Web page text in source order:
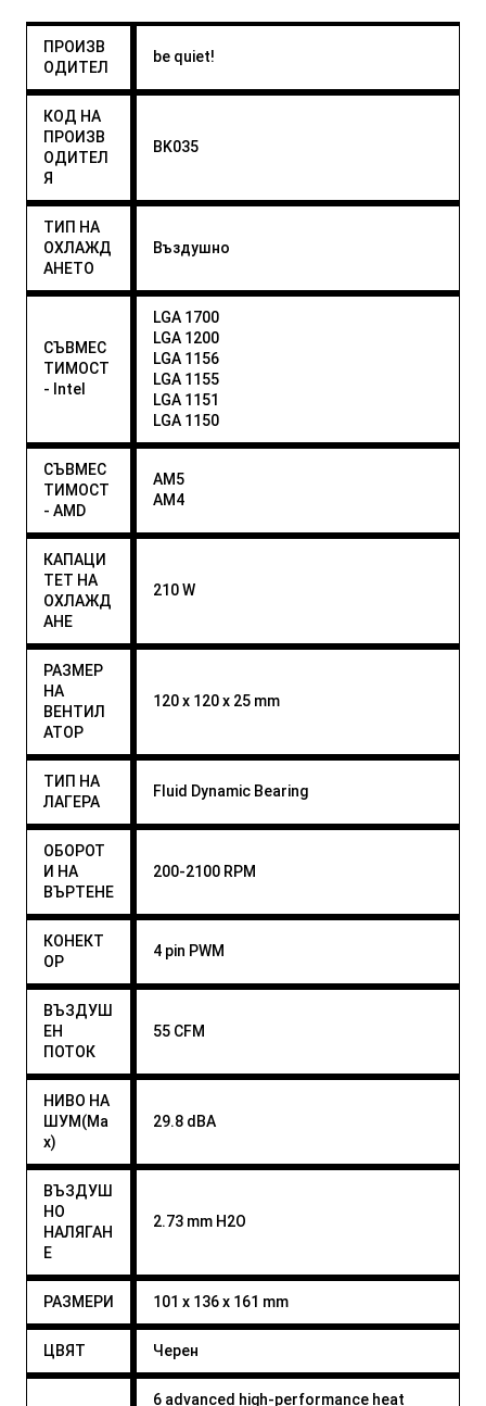
ПРОИЗВ
ОДИТЕЛ
be quiet!
КОД НА
ПРОИЗВ
ОДИТЕЛ
Я
BK035
ТИП НА
ОХЛАЖД
АНЕТО
Въздушно
СЪВМЕС
ТИМОСТ
- Intel
LGA 1700
LGA 1200
LGA 1156
LGA 1155
LGA 1151
LGA 1150
СЪВМЕС
ТИМОСТ
- AMD
AM5
AM4
КАПАЦИ
ТЕТ НА
ОХЛАЖД
АНЕ
210 W
РАЗМЕР
НА
ВЕНТИЛ
АТОР
120 x 120 x 25 mm
ТИП НА
ЛАГЕРА
Fluid Dynamic Bearing
ОБОРОТ
И НА
ВЪРТЕНЕ
200-2100 RPM
КОНЕКТ
ОР
4 pin PWM
ВЪЗДУШ
ЕН
ПОТОК
55 CFM
НИВО НА
ШУМ(Ma
x)
29.8 dBA
ВЪЗДУШ
НО
НАЛЯГАН
Е
2.73 mm H2O
РАЗМЕРИ 101 x 136 x 161 mm
ЦВЯТ Черен
6 advanced high-performance heat